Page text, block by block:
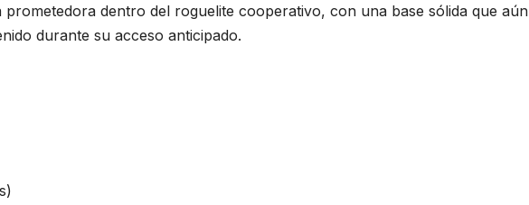
dentro del roguelite cooperativo, con una base sólida que aún
durante su acceso anticipado.